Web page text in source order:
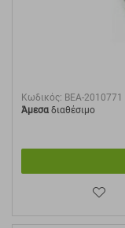
Κωδικός: BEA-2010771
Άμεσα διαθέσιμο